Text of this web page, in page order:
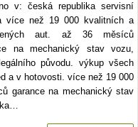
v: česká republika servisní
více než 19 000 kvalitních a
aut. až 36 měsíců
na mechanický stav vozu,
původu. výkup všech
a v hotovosti. více než 19 000
garance na mechanický stav